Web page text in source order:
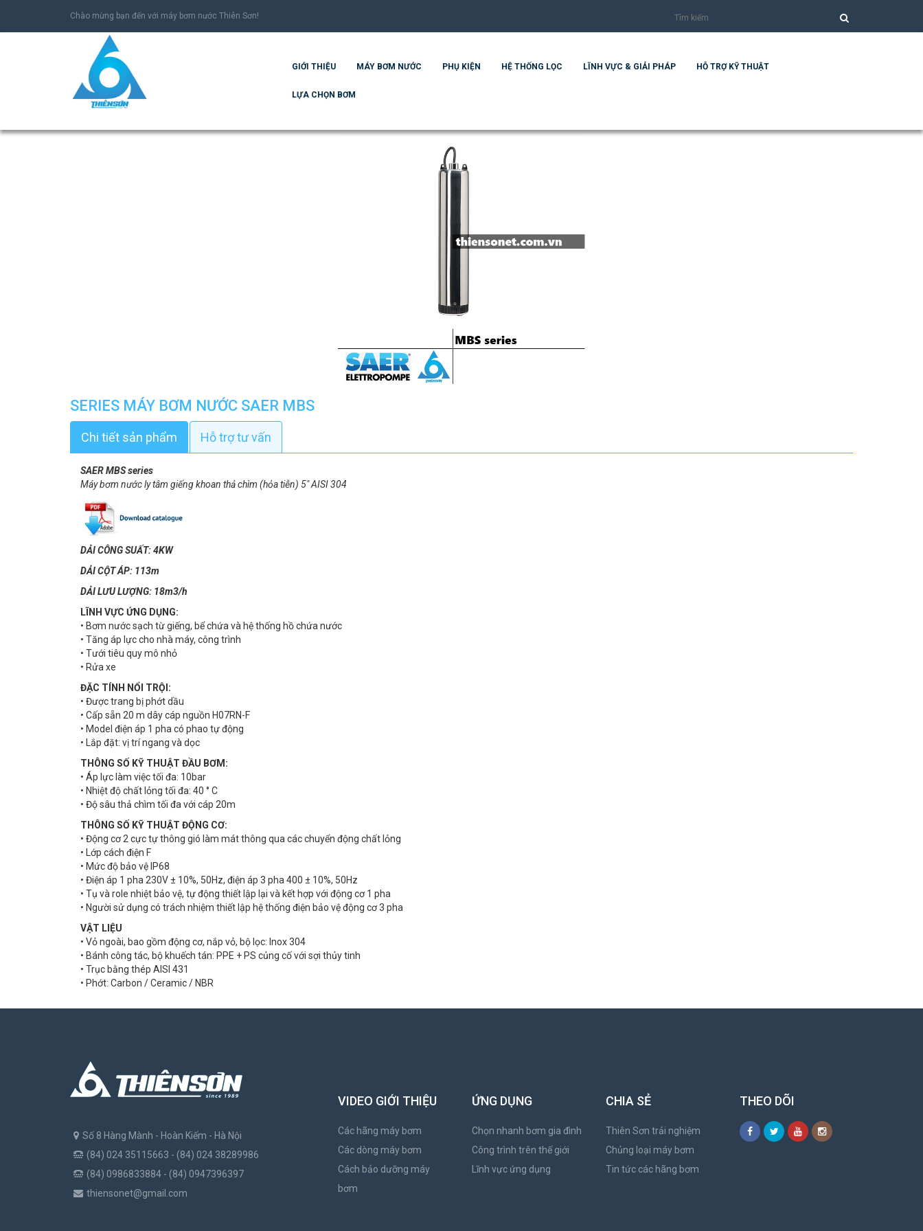
Chào mừng bạn đến với máy bơm nước Thiên Sơn!
GIỚI THIỆU MÁY BƠM NƯỚC PHỤ KIỆN HỆ THỐNG LỌC LĨNH VỰC & GIẢI PHÁP HỖ TRỢ KỸ THUẬT
LỰA CHỌN BƠM
SERIES MÁY BƠM NƯỚC SAER MBS
Chi tiết sản phẩm Hỗ trợ tư vấn
SAER MBS series
Máy bơm nước ly tâm giếng khoan thả chìm (hỏa tiễn) 5" AISI 304
DẢI CÔNG SUẤT: 4KW
DẢI CỘT ÁP: 113m
DẢI LƯU LƯỢNG: 18m3/h
LĨNH VỰC ỨNG DỤNG:
• Bơm nước sạch từ giếng, bể chứa và hệ thống hồ chứa nước
• Tăng áp lực cho nhà máy, công trình
• Tưới tiêu quy mô nhỏ
• Rửa xe
ĐẶC TÍNH NỔI TRỘI:
• Được trang bị phớt dầu
• Cấp sẵn 20 m dây cáp nguồn H07RN-F
• Model điện áp 1 pha có phao tự động
• Lắp đặt: vị trí ngang và dọc
THÔNG SỐ KỸ THUẬT ĐẦU BƠM:
• Áp lực làm việc tối đa: 10bar
• Nhiệt độ chất lỏng tối đa: 40 ° C
• Độ sâu thả chìm tối đa với cáp 20m
THÔNG SỐ KỸ THUẬT ĐỘNG CƠ:
• Động cơ 2 cực tự thông gió làm mát thông qua các chuyển động chất lỏng
• Lớp cách điện F
• Mức độ bảo vệ IP68
• Điện áp 1 pha 230V ± 10%, 50Hz, điện áp 3 pha 400 ± 10%, 50Hz
• Tụ và role nhiệt bảo vệ, tự động thiết lập lại và kết hợp với động cơ 1 pha
• Người sử dụng có trách nhiệm thiết lập hệ thống điện bảo vệ động cơ 3 pha
VẬT LIỆU
• Vỏ ngoài, bao gồm động cơ, nắp vỏ, bộ lọc: Inox 304
• Bánh công tác, bộ khuếch tán: PPE + PS củng cố với sợi thủy tinh
• Trục bằng thép AISI 431
• Phớt: Carbon / Ceramic / NBR
Số 8 Hàng Mành - Hoàn Kiếm - Hà Nội
(84) 024 35115663 - (84) 024 38289986
(84) 0986833884 - (84) 0947396397
thiensonet@gmail.com
VIDEO GIỚI THIỆU
Các hãng máy bơm
Các dòng máy bơm
Cách bảo dưỡng máy
bơm
ỨNG DỤNG
Chọn nhanh bơm gia đình
Công trình trên thế giới
Lĩnh vực ứng dụng
CHIA SẺ
Thiên Sơn trải nghiệm
Chủng loại máy bơm
Tin tức các hãng bơm
THEO DÕI